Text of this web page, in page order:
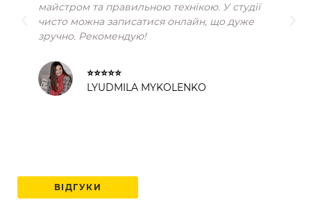
майстром та правильною технікою. У студії
чисто можна записатися онлайн, що дуже
зручно. Рекомендую!
⭐⭐⭐⭐⭐
LYUDMILA MYKOLENKO
ВІДГУКИ